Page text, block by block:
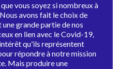
vous soyez si nombreux à
avons fait le choix de
grande partie de nos
en lien avec le Covid-19,
qu'ils représentent
répondre à notre mission
Mais produire une